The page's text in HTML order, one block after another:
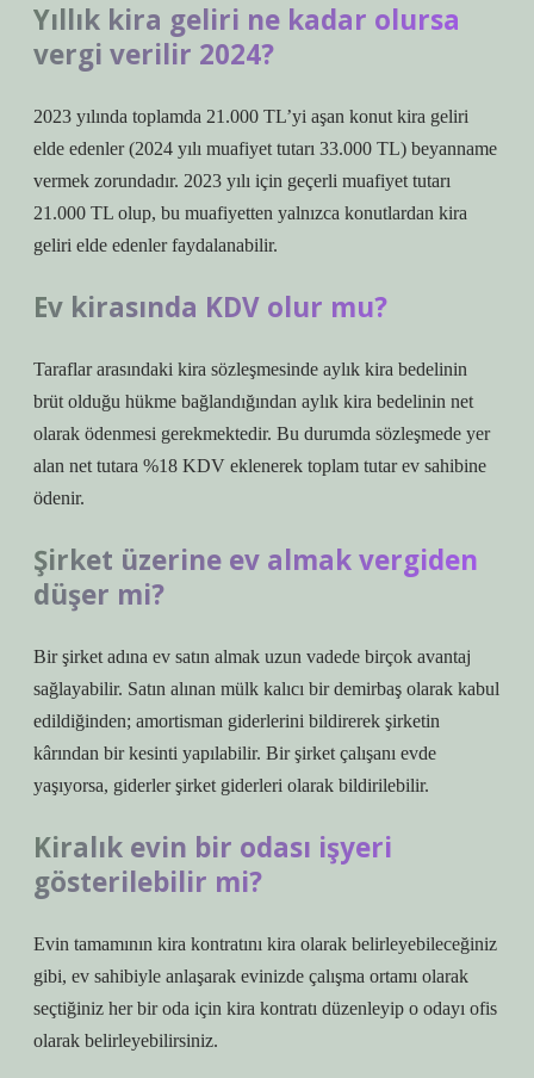
Yıllık kira geliri ne kadar olursa
vergi verilir 2024?
2023 yılında toplamda 21.000 TL’yi aşan konut kira geliri
elde edenler (2024 yılı muafiyet tutarı 33.000 TL) beyanname
vermek zorundadır. 2023 yılı için geçerli muafiyet tutarı
21.000 TL olup, bu muafiyetten yalnızca konutlardan kira
geliri elde edenler faydalanabilir.
Ev kirasında KDV olur mu?
Taraflar arasındaki kira sözleşmesinde aylık kira bedelinin
brüt olduğu hükme bağlandığından aylık kira bedelinin net
olarak ödenmesi gerekmektedir. Bu durumda sözleşmede yer
alan net tutara %18 KDV eklenerek toplam tutar ev sahibine
ödenir.
Şirket üzerine ev almak vergiden
düşer mi?
Bir şirket adına ev satın almak uzun vadede birçok avantaj
sağlayabilir. Satın alınan mülk kalıcı bir demirbaş olarak kabul
edildiğinden; amortisman giderlerini bildirerek şirketin
kârından bir kesinti yapılabilir. Bir şirket çalışanı evde
yaşıyorsa, giderler şirket giderleri olarak bildirilebilir.
Kiralık evin bir odası işyeri
gösterilebilir mi?
Evin tamamının kira kontratını kira olarak belirleyebileceğiniz
gibi, ev sahibiyle anlaşarak evinizde çalışma ortamı olarak
seçtiğiniz her bir oda için kira kontratı düzenleyip o odayı ofis
olarak belirleyebilirsiniz.